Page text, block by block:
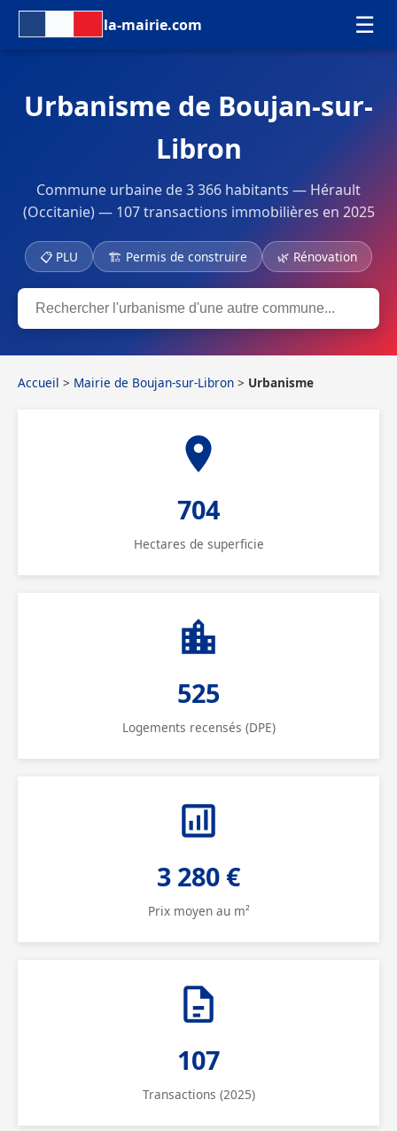
la-mairie.com ☰
Urbanisme de Boujan-sur-
Libron
Commune urbaine de 3 366 habitants — Hérault
(Occitanie) — 107 transactions immobilières en 2025
📋 PLU 🏗 Permis de construire 🌿 Rénovation
Accueil > Mairie de Boujan-sur-Libron > Urbanisme
704
Hectares de superficie
525
Logements recensés (DPE)
3 280 €
Prix moyen au m²
107
Transactions (2025)